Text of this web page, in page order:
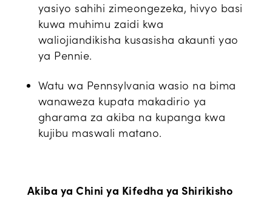
yasiyo sahihi zimeongezeka, hivyo basi
kuwa muhimu zaidi kwa
waliojiandikisha kusasisha akaunti yao
ya Pennie.
Watu wa Pennsylvania wasio na bima
wanaweza kupata makadirio ya
gharama za akiba na kupanga kwa
kujibu maswali matano.
Akiba ya Chini ya Kifedha ya Shirikisho